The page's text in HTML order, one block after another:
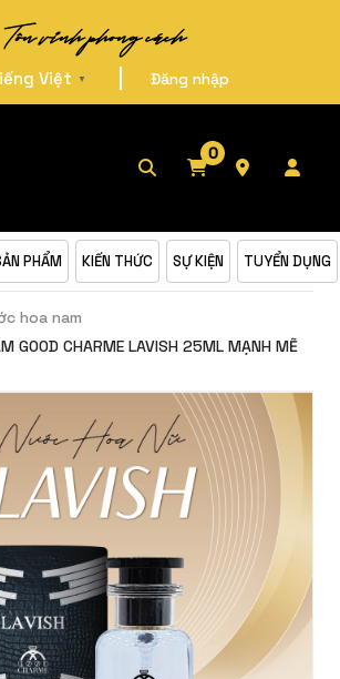
Tôn vinh phong cách
Việt ▼ | Đăng nhập
0
PHẨM KIẾN THỨC SỰ KIỆN TUYỂN DỤNG
hoa nam
GOOD CHARME LAVISH 25ML MẠNH MẼ